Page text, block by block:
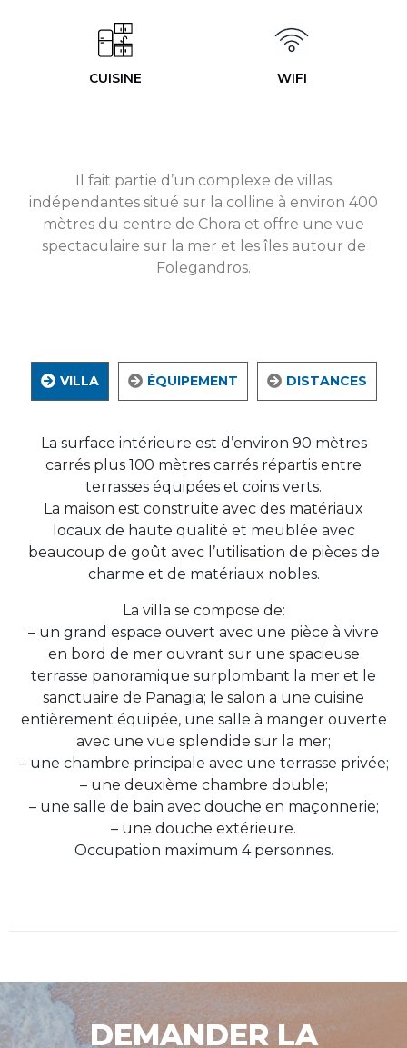
CUISINE WIFI
Il fait partie d’un complexe de villas
indépendantes situé sur la colline à environ 400
mètres du centre de Chora et offre une vue
spectaculaire sur la mer et les îles autour de
Folegandros.
VILLA ÉQUIPEMENT DISTANCES
La surface intérieure est d’environ 90 mètres
carrés plus 100 mètres carrés répartis entre
terrasses équipées et coins verts.
La maison est construite avec des matériaux
locaux de haute qualité et meublée avec
beaucoup de goût avec l’utilisation de pièces de
charme et de matériaux nobles.
La villa se compose de:
– un grand espace ouvert avec une pièce à vivre
en bord de mer ouvrant sur une spacieuse
terrasse panoramique surplombant la mer et le
sanctuaire de Panagia; le salon a une cuisine
entièrement équipée, une salle à manger ouverte
avec une vue splendide sur la mer;
– une chambre principale avec une terrasse privée;
– une deuxième chambre double;
– une salle de bain avec douche en maçonnerie;
– une douche extérieure.
Occupation maximum 4 personnes.
DEMANDER LA